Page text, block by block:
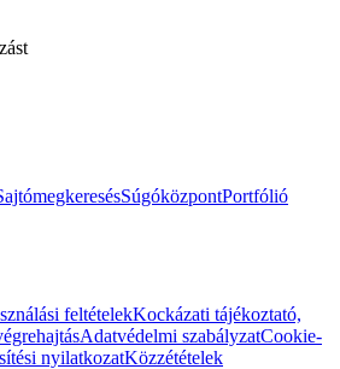
SúgóközpontPortfólió
feltételekKockázati tájékoztató,
Adatvédelmi szabályzatCookie-
nyilatkozatKözzétételek